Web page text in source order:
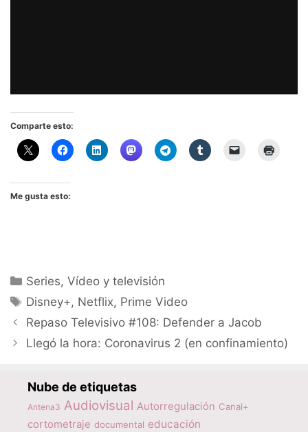
Comparte esto:
Me gusta esto:
Categorías
Series,Vídeo y televisión
Etiquetas
Disney+, Netflix, Prime Video
Repaso Televisivo #108: Defender a Jacob
Llegó la hora: Coronavirus 2 (en confinamiento)
Nube de etiquetas
Antena3 Audiovisual Autorregulación Canal+
cortometraje documental educación